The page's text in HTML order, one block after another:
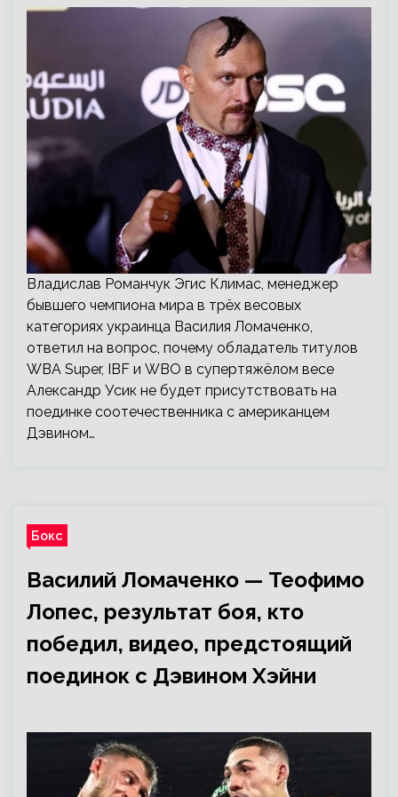
Владислав Романчук Эгис Климас, менеджер
бывшего чемпиона мира в трёх весовых
категориях украинца Василия Ломаченко,
ответил на вопрос, почему обладатель титулов
WBA Super, IBF и WBO в супертяжёлом весе
Александр Усик не будет присутствовать на
поединке соотечественника с американцем
Дэвином…
Бокс
Василий Ломаченко — Теофимо
Лопес, результат боя, кто
победил, видео, предстоящий
поединок с Дэвином Хэйни